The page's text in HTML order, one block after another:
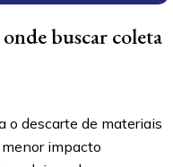
buscar coleta
o descarte de materiais
impacto